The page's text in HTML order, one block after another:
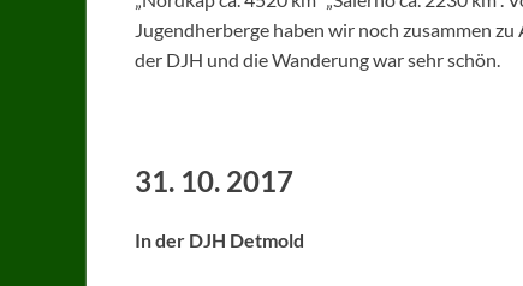
Jugendherberge haben wir noch zusammen
der DJH und die Wanderung war sehr schön.
31. 10. 2017
In der DJH Detmold